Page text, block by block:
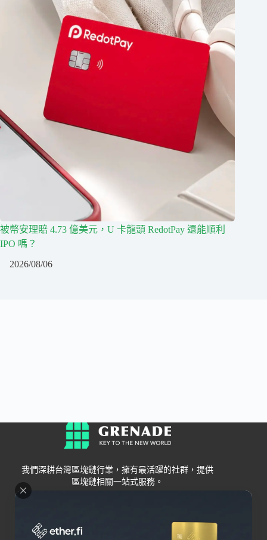
被幣安理賠 4.73 億美元，U 卡龍頭 RedotPay 還能順利
IPO 嗎？
2026/08/06
我們深耕台灣區塊鏈行業，擁有最活躍的社群，提供
區塊鏈相關一站式服務。
Grenade 交易所